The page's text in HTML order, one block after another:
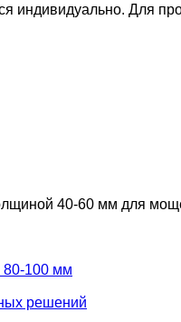
индивидуально. Для
40-60 мм для
решений